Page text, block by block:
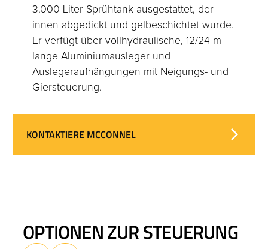
KONTAKTIERE MCCONNEL
3.000-Liter-Sprühtank ausgestattet, der
innen abgedickt und gelbeschichtet wurde.
Er verfügt über vollhydraulische, 12/24 m
lange Aluminiumausleger und
Auslegeraufhängungen mit Neigungs- und
Giersteuerung.
OPTIONEN ZUR STEUERUNG